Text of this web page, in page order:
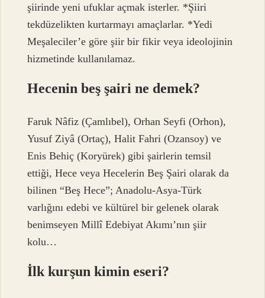
şiirinde yeni ufuklar açmak isterler. *Şiiri
tekdüzelikten kurtarmayı amaçlarlar. *Yedi
Meşaleciler’e göre şiir bir fikir veya ideolojinin
hizmetinde kullanılamaz.
Hecenin beş şairi ne demek?
Faruk Nâfiz (Çamlıbel), Orhan Seyfi (Orhon),
Yusuf Ziyâ (Ortaç), Halit Fahri (Ozansoy) ve
Enis Behiç (Koryürek) gibi şairlerin temsil
ettiği, Hece veya Hecelerin Beş Şairi olarak da
bilinen “Beş Hece”; Anadolu-Asya-Türk
varlığını edebi ve kültürel bir gelenek olarak
benimseyen Millî Edebiyat Akımı’nın şiir
kolu…
İlk kurşun kimin eseri?